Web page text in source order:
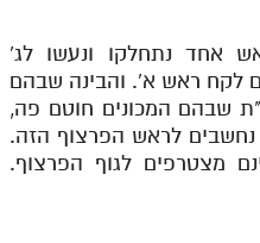
אחד נתחלקו ונעשו לג'
לקח ראש א'. והבינה שבהם
שבהם המכונים חוטם פה,
לראש הפרצוף הזה.
מצטרפים לגוף הפרצוף.